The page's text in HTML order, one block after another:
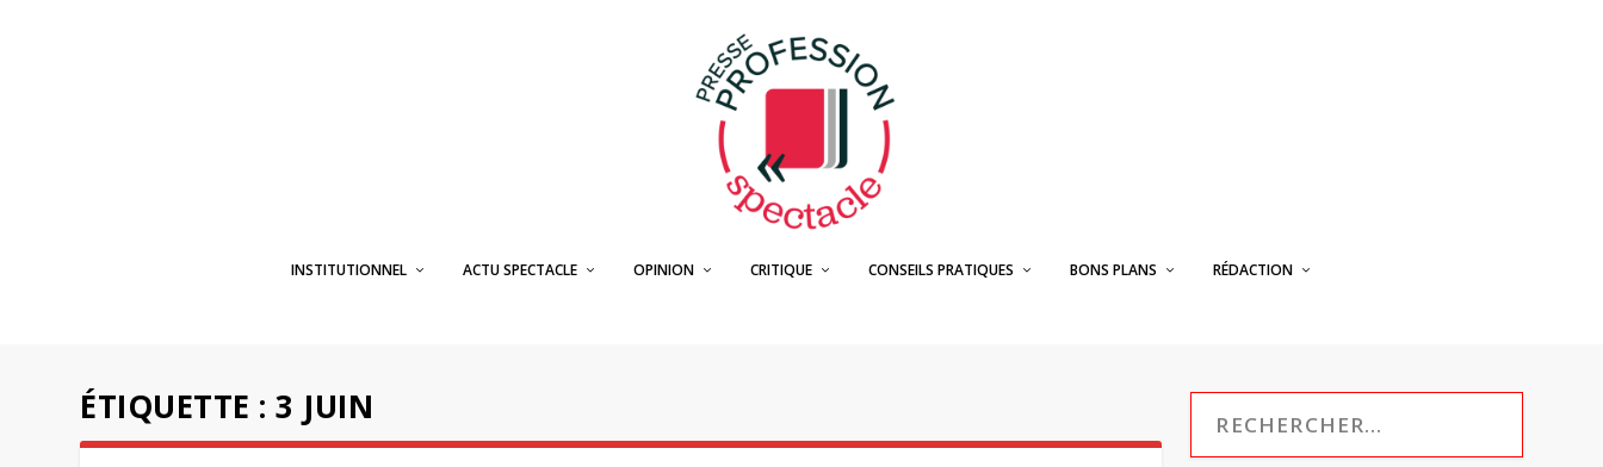
INSTITUTIONNEL ACTU SPECTACLE OPINION CRITIQUE CONSEILS PRATIQUES BONS PLANS RÉDACTION
ÉTIQUETTE :3 JUIN